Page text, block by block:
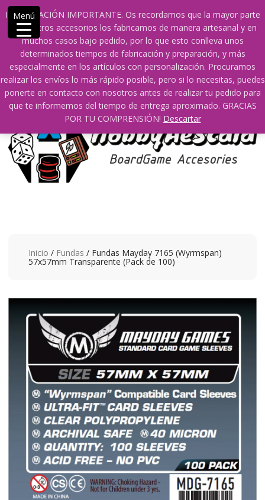
INFORMACIÓN IMPORTANTE. Os recordamos que la mayor parte
de nuestros accesorios los fabricamos de manera artesanal y en
muchos casos bajo pedido, por lo que esto conlleva unos
determinados tiempos de fabricación y preparación, y más
especialmente en los artículos con personalización. Procuramos
realizar los envíos lo más rápido posible, pero si lo necesitas, puedes
ponerte en contacto con nosotros antes de realizar tu pedido para
que te informemos del tiempo de entrega aproximado. GRACIAS
POR TU COMPRENSIÓN! Descartar
Saltar
contenido
609241475 SOLO DE 10:00 a 14:00
info@hobbyaescala.com
San Fernando de Henares
10:00 - 14:00
Mi cuenta
0 0
Inicio / Fundas / Fundas Mayday 7165 (Wyrmspan)
57x57mm Transparente (Pack de 100)
Menú